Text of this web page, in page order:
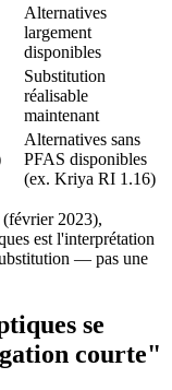
Alternatives
largement
disponibles
Substitution
réalisable
maintenant
Alternatives sans
PFAS disponibles
(ex. Kriya RI 1.16)
2023),
est l'interprétation
— pas une
se
courte"